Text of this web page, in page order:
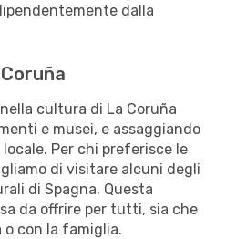
dalla
cultura di La Coruña
e musei, e assaggiando
Per chi preferisce le
di visitare alcuni degli
di Spagna. Questa
da offrire per tutti, sia che
o con la famiglia.